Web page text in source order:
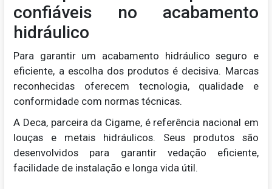
confiáveis no acabamento
hidráulico
Para garantir um acabamento hidráulico seguro e
eficiente, a escolha dos produtos é decisiva. Marcas
reconhecidas oferecem tecnologia, qualidade e
conformidade com normas técnicas.
A Deca, parceira da Cigame, é referência nacional em
louças e metais hidráulicos. Seus produtos são
desenvolvidos para garantir vedação eficiente,
facilidade de instalação e longa vida útil.